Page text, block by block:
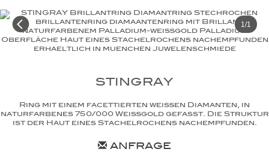
Lookbooks
Kampagnen
Unternehmen
1/1
STINGRAY
Ring mit einem facettierten weißen Diamanten, in
naturfarbenes 750/000 Weißgold gefasst. Die Struktur
ist der Haut eines Stachelrochens nachempfunden.
ANFRAGE